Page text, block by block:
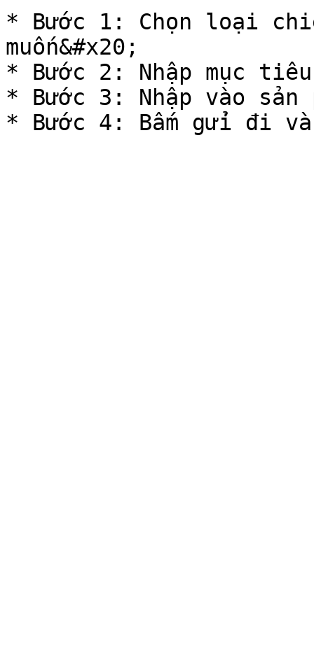
* Bước 1: Chọn loại
muốn&#x20;
* Bước 2: Nhập mục tiêu
* Bước 3: Nhập vào sản